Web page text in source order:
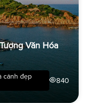
Văn Hóa
cảnh đẹp
840